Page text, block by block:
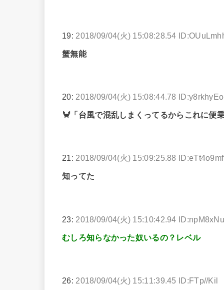
19: 2018/09/04(火) 15:08:28.54
蟹無能
20: 2018/09/04(火) 15:08:44.78 ID:y8rkhyEo
🦀「台風で混乱しまくってるからこれに便乗
21: 2018/09/04(火) 15:09:25.88 ID:eTt4o9mf
知ってた
23: 2018/09/04(火) 15:10:42.94
むしろ知らなかった奴いるの？レベル
26: 2018/09/04(火) 15:11:39.45 ID:FTp//Kil